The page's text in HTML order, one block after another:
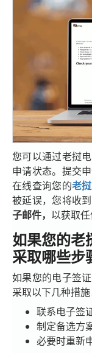
您可以通过老挝
申请状态。提交
在线查询您的老
被延误，您将收
子邮件， 以获取任
如果您的老
采取哪些步
如果您的电子签
采取以下几种措施
联系电子签
制定备选方
必要时重新